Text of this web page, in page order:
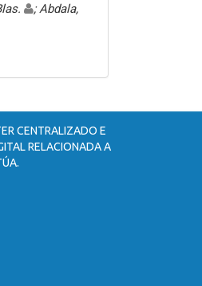
; Abdala,
CENTRALIZADO E
RELACIONADA A